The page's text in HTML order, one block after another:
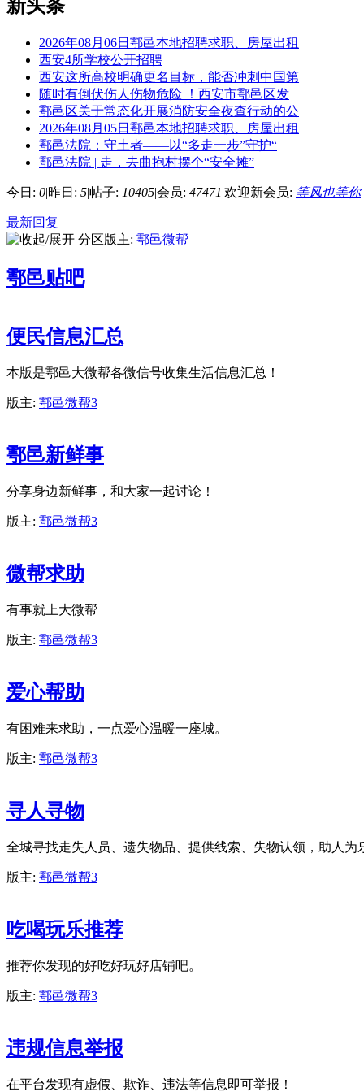
新头条
2026年08月06日鄠邑本地招聘求职、房屋出租
西安4所学校公开招聘
西安这所高校明确更名目标，能否冲刺中国第
随时有倒伏伤人伤物危险 ！西安市鄠邑区发
鄠邑区关于常态化开展消防安全夜查行动的公
2026年08月05日鄠邑本地招聘求职、房屋出租
鄠邑法院：守土者——以“多走一步”守护“
鄠邑法院 | 走，去曲抱村摆个“安全摊”
今日: 0|昨日: 5|帖子: 10405|会员: 47471|欢迎新会员: 等风也等你
最新回复
分区版主: 鄠邑微帮
鄠邑贴吧
便民信息汇总
本版是鄠邑大微帮各微信号收集生活信息汇总！
版主: 鄠邑微帮3
鄠邑新鲜事
分享身边新鲜事，和大家一起讨论！
版主: 鄠邑微帮3
微帮求助
有事就上大微帮
版主: 鄠邑微帮3
爱心帮助
有困难来求助，一点爱心温暖一座城。
版主: 鄠邑微帮3
寻人寻物
全城寻找走失人员、遗失物品、提供线索、失物认领，助人为
版主: 鄠邑微帮3
吃喝玩乐推荐
推荐你发现的好吃好玩好店铺吧。
版主: 鄠邑微帮3
违规信息举报
在平台发现有虚假、欺诈、违法等信息即可举报！